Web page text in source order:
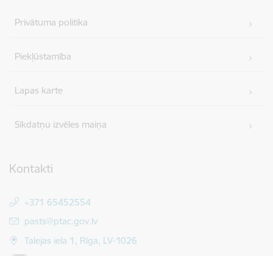
Privātuma politika
Piekļūstamība
Lapas karte
Sīkdatņu izvēles maiņa
Kontakti
+371 65452554
E-pasts:
pasts@ptac.gov.lv
Talejas iela 1, Rīga, LV-1026